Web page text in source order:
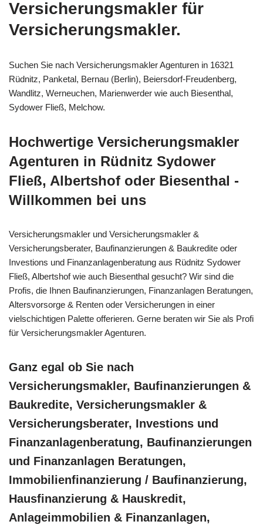
Versicherungsmakler für
Versicherungsmakler.
Suchen Sie nach Versicherungsmakler Agenturen in 16321
Rüdnitz, Panketal, Bernau (Berlin), Beiersdorf-Freudenberg,
Wandlitz, Werneuchen, Marienwerder wie auch Biesenthal,
Sydower Fließ, Melchow.
Hochwertige Versicherungsmakler
Agenturen in Rüdnitz Sydower
Fließ, Albertshof oder Biesenthal -
Willkommen bei uns
Versicherungsmakler und Versicherungsmakler &
Versicherungsberater, Baufinanzierungen & Baukredite oder
Investions und Finanzanlagenberatung aus Rüdnitz Sydower
Fließ, Albertshof wie auch Biesenthal gesucht? Wir sind die
Profis, die Ihnen Baufinanzierungen, Finanzanlagen Beratungen,
Altersvorsorge & Renten oder Versicherungen in einer
vielschichtigen Palette offerieren. Gerne beraten wir Sie als Profi
für Versicherungsmakler Agenturen.
Ganz egal ob Sie nach
Versicherungsmakler, Baufinanzierungen &
Baukredite, Versicherungsmakler &
Versicherungsberater, Investions und
Finanzanlagenberatung, Baufinanzierungen
und Finanzanlagen Beratungen,
Immobilienfinanzierung / Baufinanzierung,
Hausfinanzierung & Hauskredit,
Anlageimmobilien & Finanzanlagen,